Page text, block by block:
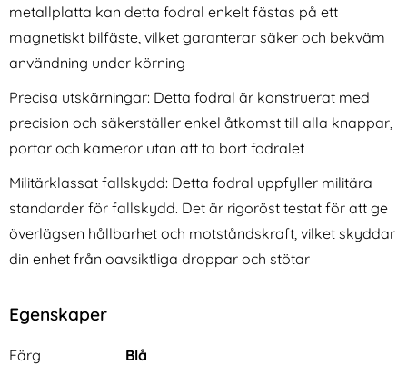
Tillgänglighet:
I lager Tillgänglighet:
I lager
metallplatta kan detta fodral enkelt fästas på ett
magnetiskt bilfäste, vilket garanterar säker och bekväm
användning under körning
Precisa utskärningar: Detta fodral är konstruerat med
precision och säkerställer enkel åtkomst till alla knappar,
portar och kameror utan att ta bort fodralet
Militärklassat fallskydd: Detta fodral uppfyller militära
standarder för fallskydd. Det är rigoröst testat för att ge
överlägsen hållbarhet och motståndskraft, vilket skyddar
din enhet från oavsiktliga droppar och stötar
Egenskaper
Egenskaper/attribut för denna produkt
Attribut
Färg
Blå